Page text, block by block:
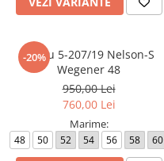
-20%
Sacou 5-207/19 Nelson-S
Wegener 48
950,00 Lei
760,00 Lei
Marime:
48 50 52 54 56 58 60